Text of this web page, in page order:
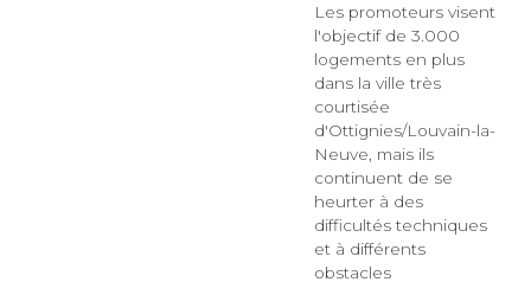
Les promoteurs visent
l'objectif de 3.000
logements en plus
dans la ville très
courtisée
d'Ottignies/Louvain-la-
Neuve, mais ils
continuent de se
heurter à des
difficultés techniques
et à différents
obstacles